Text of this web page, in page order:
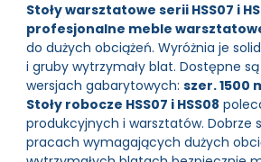
Stoły warsztatowe serii HSS07 i
profesjonalne meble
do dużych obciążeń. Wyróżnia je
i gruby wytrzymały blat. Dostępne
wersjach gabarytowych:szer. 1500
Stoły robocze HSS07 i HSS08
produkcyjnych i warsztatów. Dobrze
pracach wymagających dużych